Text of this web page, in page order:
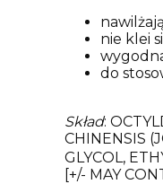
nie klei
do
Skład:
CHINENSIS
GLYCOL,
[+/- MAY